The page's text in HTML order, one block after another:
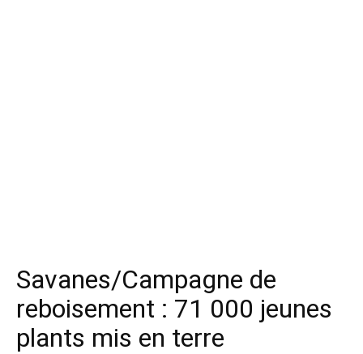
Savanes/Campagne de
reboisement : 71 000 jeunes
plants mis en terre